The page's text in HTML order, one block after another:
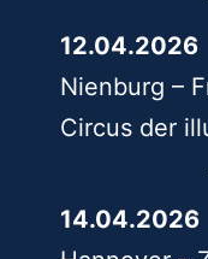
12.04.2026
Nienburg –
Circus der
14.04.2026